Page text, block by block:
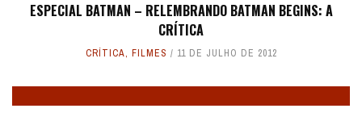
ESPECIAL BATMAN – RELEMBRANDO BATMAN BEGINS: A
CRÍTICA
CRÍTICA, FILMES 11 DE JULHO DE 2012